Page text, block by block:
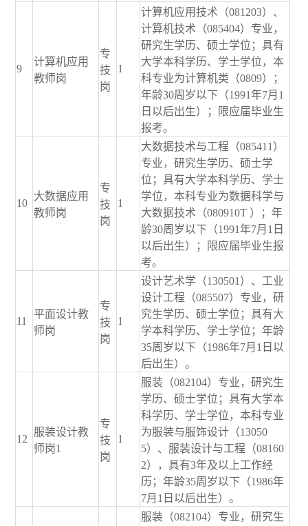
9
计算机应用
教师岗
专
技
岗
1
计算机应用技术（081203）、
计算机技术（085404）专业，
研究生学历、硕士学位；具有
大学本科学历、学士学位，本
科专业为计算机类（0809）；
年龄30周岁以下（1991年7月1
日以后出生）；限应届毕业生
报考。
10
大数据应用
教师岗
专
技
岗
1
大数据技术与工程（085411）
专业，研究生学历、硕士学
位；具有大学本科学历、学士
学位，本科专业为数据科学与
大数据技术（080910T ）；年
龄30周岁以下（1991年7月1日
以后出生）；限应届毕业生报
考。
11
平面设计教
师岗
专
技
岗
1
设计艺术学（130501）、工业
设计工程（085507）专业，研
究生学历、硕士学位；具有大
学本科学历、学士学位；年龄
35周岁以下（1986年7月1日以
后出生）。
12
服装设计教
师岗1
专
技
岗
1
服装（082104）专业，研究生
学历、硕士学位；具有大学本
科学历、学士学位，本科专业
为服装与服饰设计（13050
5）、服装设计与工程（08160
2），具有3年及以上工作经
历；年龄35周岁以下（1986年
7月1日以后出生）。
服装（082104）专业，研究生